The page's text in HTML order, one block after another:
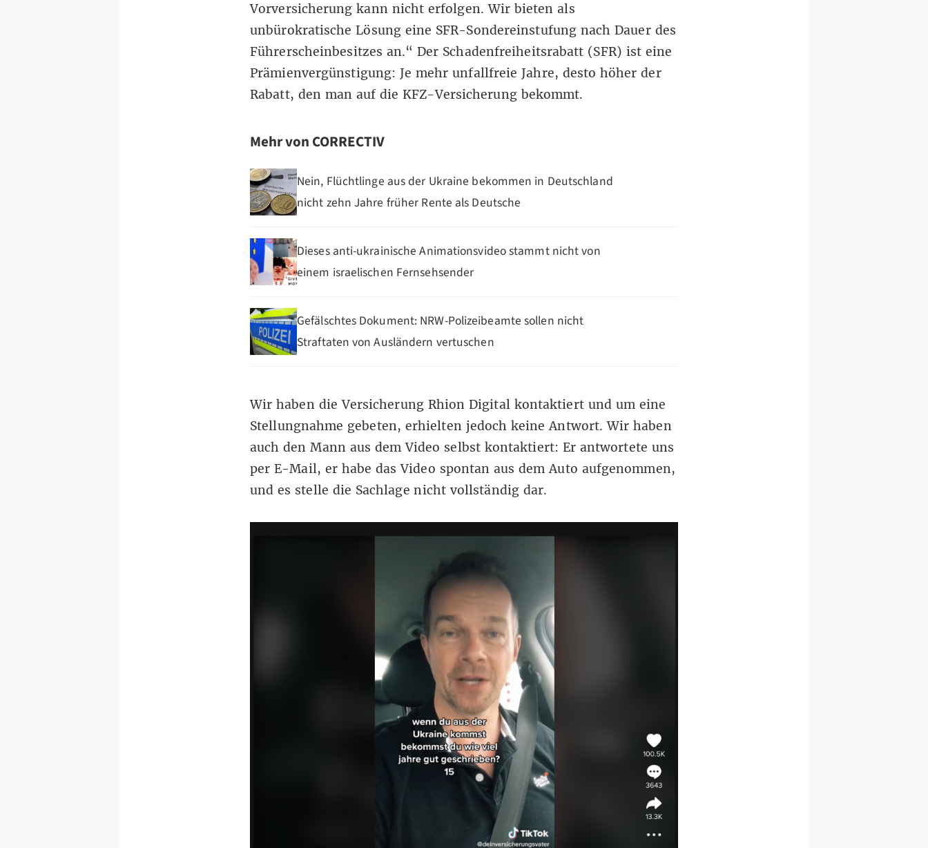
Vorversicherung kann nicht erfolgen. Wir bieten als
unbürokratische Lösung eine SFR-Sondereinstufung nach Dauer des
Führerscheinbesitzes an.“ Der Schadenfreiheitsrabatt (SFR) ist eine
Prämienvergünstigung: Je mehr unfallfreie Jahre, desto höher der
Rabatt, den man auf die KFZ-Versicherung bekommt.
Mehr von CORRECTIV
Nein, Flüchtlinge aus der Ukraine bekommen in Deutschland
nicht zehn Jahre früher Rente als Deutsche
Dieses anti-ukrainische Animationsvideo stammt nicht von
einem israelischen Fernsehsender
Gefälschtes Dokument: NRW-Polizeibeamte sollen nicht
Straftaten von Ausländern vertuschen
Wir haben die Versicherung Rhion Digital kontaktiert und um eine
Stellungnahme gebeten, erhielten jedoch keine Antwort. Wir haben
auch den Mann aus dem Video selbst kontaktiert: Er antwortete uns
per E-Mail, er habe das Video spontan aus dem Auto aufgenommen,
und es stelle die Sachlage nicht vollständig dar.